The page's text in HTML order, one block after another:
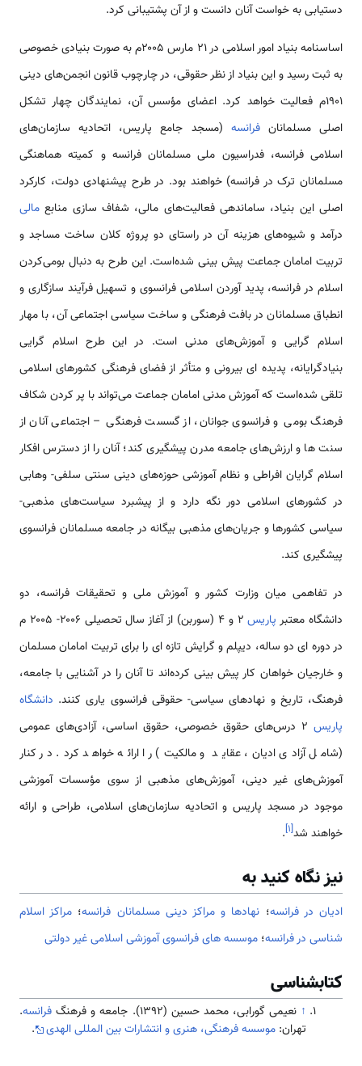
دستیابی به خواست آنان دانست و از آن پشتیبانی کرد.
اساسنامه بنیاد امور اسلامی در ۲۱ مارس ۲۰۰۵م به صورت بنیادی خصوصی
به ثبت رسید و این بنیاد از نظر حقوقی، در چارچوب قانون انجمن‌های دینی
۱۹۰۱م فعالیت خواهد کرد. اعضای مؤسس آن، نمایندگان چهار تشکل
اصلی مسلمانانفرانسه (مسجد جامع پاریس، اتحادیه سازمان‌های
اسلامی فرانسه، فدراسیون ملی مسلمانان فرانسه و کمیته هماهنگی
مسلمانان ترک در فرانسه) خواهند بود. در طرح پیشنهادی دولت، کارکرد
اصلی این بنیاد، ساماندهی فعالیت‌های مالی، شفاف سازی منابع مالی
درآمد و شیوه‌های هزینه آن در راستای دو پروژه کلان ساخت مساجد و
تربیت امامان جماعت پیش بینی شده‌است. این طرح به دنبال بومی‌کردن
اسلام در فرانسه، پدید آوردن اسلامی فرانسوی و تسهیل فرآیند سازگاری و
انطباق مسلمانان در بافت فرهنگی و ساخت سیاسی اجتماعی آن، با مهار
اسلام گرایی و آموزش‌های مدنی است. در این طرح اسلام گرایی
بنیادگرایانه، پدیده ای بیرونی و متأثر از فضای فرهنگی کشورهای اسلامی
تلقی شده‌است که آموزش مدنی امامان جماعت می‌تواند با پر کردن شکاف
فرهنگ بومی و فرانسوی جوانان، از گسست فرهنگی – اجتماعی آنان از
سنت ها و ارزش‌های جامعه مدرن پیشگیری کند؛ آنان را از دسترس افکار
اسلام گرایان افراطی و نظام آموزشی حوزه‌های دینی سنتی سلفی- وهابی
در کشورهای اسلامی دور نگه دارد و از پیشبرد سیاست‌های مذهبی-
سیاسی کشورها و جریان‌های مذهبی بیگانه در جامعه مسلمانان فرانسوی
پیشگیری کند.
در تفاهمی میان وزارت کشور و آموزش ملی و تحقیقات فرانسه، دو
دانشگاه معتبر پاریس
۲ و ۴ (سوربن) از آغاز سال تحصیلی ۲۰۰۶- ۲۰۰۵ م
در دوره ای دو ساله، دیپلم و گرایش تازه ای را برای تربیت امامان مسلمان
و خارجیان خواهان کار پیش بینی کرده‌اند تا آنان را در آشنایی با جامعه،
فرهنگ، تاریخ و نهادهای سیاسی- حقوقی فرانسوی یاری کنند. دانشگاه
پاریس
۲ درس‌های حقوق خصوصی، حقوق اساسی، آزادی‌های عمومی
(شامل آزادی ادیان، عقاید و مالکیت) را ارائه خواهد کرد. در کنار
آموزش‌های غیر دینی، آموزش‌های مذهبی از سوی مؤسسات آموزشی
موجود در مسجد پاریس و اتحادیه سازمان‌های اسلامی، طراحی و ارائه
خواهند شد[۱]
.
نیز نگاه کنید به
ادیان در فرانسه؛ نهادها و مراکز دینی مسلمانان فرانسه؛ مراکز اسلام
شناسی در فرانسه؛ موسسه های فرانسوی آموزشی اسلامی غیر دولتی
کتابشناسی
↑ نعيمی گورابی، محمد حسين (1392). جامعه و فرهنگ فرانسه.
تهران: موسسه فرهنگی، هنری و انتشارات بین المللی الهدی .